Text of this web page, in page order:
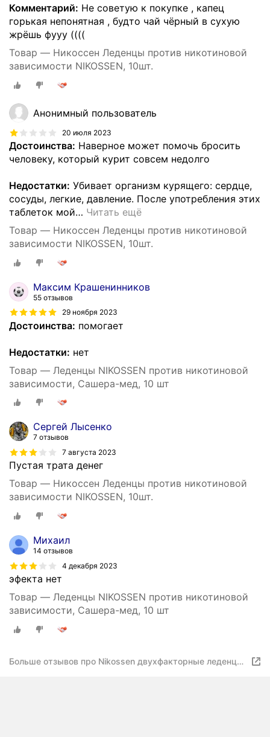
Комментарий: Не советую к покупке , капец
горькая непонятная , будто чай чёрный в сухую
жрёшь фууу ((((
Товар — Никоссен Леденцы против никотиновой
зависимости NIKOSSEN, 10шт.
Анонимный пользователь
20 июля 2023
Достоинства: Наверное может помочь бросить
человеку, который курит совсем недолго
Недостатки: Убивает организм курящего: сердце,
сосуды, легкие, давление. После употребления этих
таблеток мой… Читать ещё
Товар — Никоссен Леденцы против никотиновой
зависимости NIKOSSEN, 10шт.
Максим Крашенинников
55 отзывов
29 ноября 2023
Достоинства: помогает
Недостатки: нет
Товар — Леденцы NIKOSSEN против никотиновой
зависимости, Сашера-мед, 10 шт
Сергей Лысенко
7 отзывов
7 августа 2023
Пустая трата денег
Товар — Никоссен Леденцы против никотиновой
зависимости NIKOSSEN, 10шт.
Михаил
14 отзывов
4 декабря 2023
эфекта нет
Товар — Леденцы NIKOSSEN против никотиновой
зависимости, Сашера-мед, 10 шт
Больше отзывов про Nikossen двухфакторные леденцы